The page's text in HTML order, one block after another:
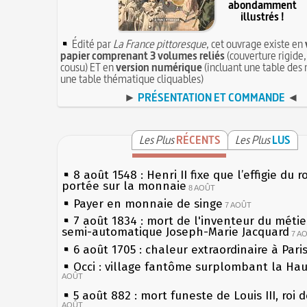
abondamment
illustrés !
Édité parLa France pittoresque, cet ouvrage existe en
papier comprenant 3 volumes reliés(couverture
cousu) ET enversion numérique(incluant une table des
une table thématique cliquables)
► PRÉSENTATION ET COMMANDE ◄
Les PlusRÉCENTS Les PlusLUS
8 août 1548 : Henri II fixe que l’effigie du
portée sur la monnaie 8 AOÛT
Payer en monnaie de singe 7 AOÛT
7 août 1834 : mort de l'inventeur du
semi-automatique Joseph-Marie Jacquard 7
6 août 1705 : chaleur extraordinaire à Paris
Occi : village fantôme surplombant la
AOÛT
5 août 882 : mort funeste de Louis III, roi